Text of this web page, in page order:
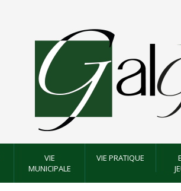
VIE
MUNICIPALE
VIE PRATIQUE